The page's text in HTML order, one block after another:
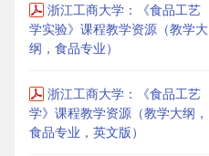
浙江工商大学：《食品工艺
学实验》课程教学资源（教学大
纲，食品专业）
浙江工商大学：《食品工艺
学》课程教学资源（教学大纲，
食品专业，英文版）